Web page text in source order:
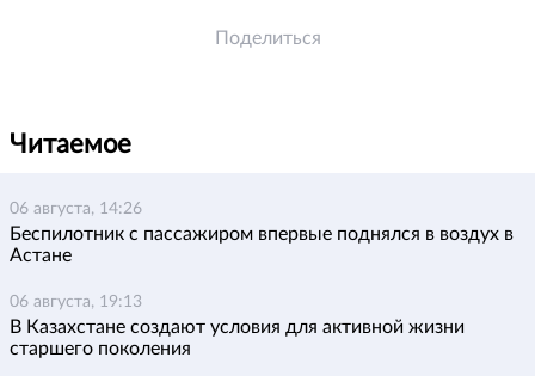
Поделиться
Читаемое
06 августа, 14:26
Беспилотник с пассажиром впервые поднялся в воздух в
Астане
06 августа, 19:13
В Казахстане создают условия для активной жизни
старшего поколения